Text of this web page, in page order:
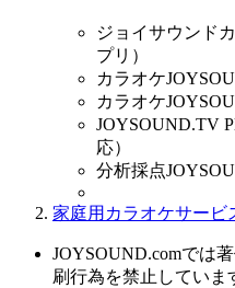
ジョイサウンド
プリ）
カラオケ
カラオケ
JOYSOUND.TV
応）
分析採点
家庭用カラオケサービ
JOYSOUND.comでは
刷行為を禁止していま